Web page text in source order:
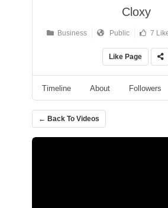
Cloxy
Business Public 7
Like Page
Timeline About Followers
← Back To Videos